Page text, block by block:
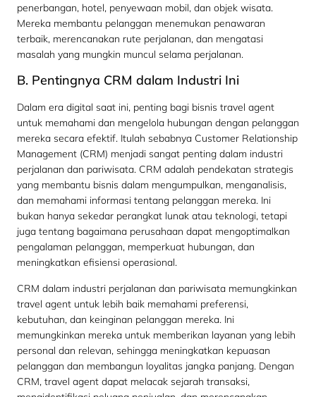
penerbangan, hotel, penyewaan mobil, dan objek wisata.
Mereka membantu pelanggan menemukan penawaran
terbaik, merencanakan rute perjalanan, dan mengatasi
masalah yang mungkin muncul selama perjalanan.
B. Pentingnya CRM dalam Industri Ini
Dalam era digital saat ini, penting bagi bisnis travel agent
untuk memahami dan mengelola hubungan dengan pelanggan
mereka secara efektif. Itulah sebabnya Customer Relationship
Management (CRM) menjadi sangat penting dalam industri
perjalanan dan pariwisata. CRM adalah pendekatan strategis
yang membantu bisnis dalam mengumpulkan, menganalisis,
dan memahami informasi tentang pelanggan mereka. Ini
bukan hanya sekedar perangkat lunak atau teknologi, tetapi
juga tentang bagaimana perusahaan dapat mengoptimalkan
pengalaman pelanggan, memperkuat hubungan, dan
meningkatkan efisiensi operasional.
CRM dalam industri perjalanan dan pariwisata memungkinkan
travel agent untuk lebih baik memahami preferensi,
kebutuhan, dan keinginan pelanggan mereka. Ini
memungkinkan mereka untuk memberikan layanan yang lebih
personal dan relevan, sehingga meningkatkan kepuasan
pelanggan dan membangun loyalitas jangka panjang. Dengan
CRM, travel agent dapat melacak sejarah transaksi,